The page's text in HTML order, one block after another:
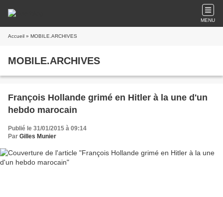
MENU
Accueil » MOBILE.ARCHIVES
MOBILE.ARCHIVES
François Hollande grimé en Hitler à la une d'un
hebdo marocain
Publié le 31/01/2015 à 09:14
Par Gilles Munier